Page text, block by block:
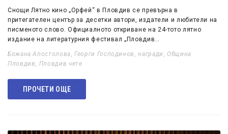
Снощи Лятно кино „Орфей“ в Пловдив се превърна в
притегателен център за десетки автори, издатели и любители на
писменото слово. Официалното откриване на 24-тото лятно
издание на литературния фестивал „Пловдив…
Божана Апостолова,Георги Господинов ,награди , Община
Пловдив, Пловдив чете
ПРОЧЕТИ ОЩЕ